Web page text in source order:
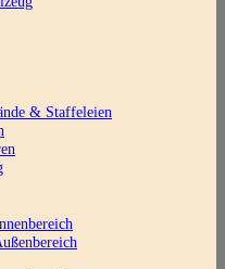
& Staffeleien